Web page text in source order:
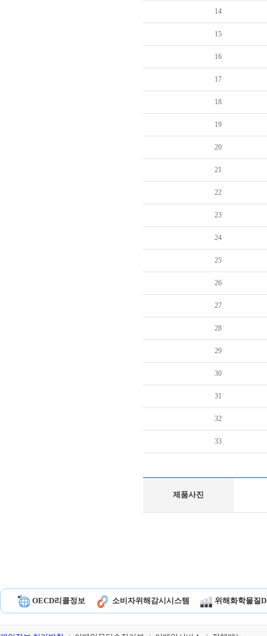
14
15
16
17
18
19
20
21
22
23
24
25
26
27
28
29
30
31
32
33
제품사진
OECD리콜정보 소비자위해감시시스템 위해화학물질